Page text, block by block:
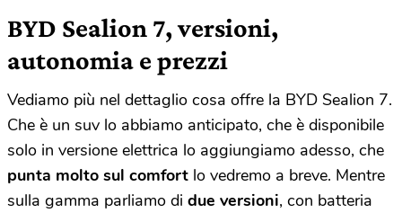
BYD Sealion 7, versioni,
autonomia e prezzi
Vediamo più nel dettaglio cosa offre la BYD Sealion 7.
Che è un suv lo abbiamo anticipato, che è disponibile
solo in versione elettrica lo aggiungiamo adesso, che
punta molto sul comfort lo vedremo a breve. Mentre
sulla gamma parliamo di due versioni, con batteria